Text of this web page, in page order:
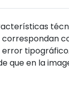
que en la